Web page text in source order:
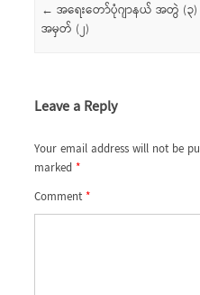
Post navigation
← အရေးတော်ပုံဂျာနယ် အတွဲ (၃)
အမှတ် (၂)
Leave a Reply
Your email address will not be
marked*
Comment*